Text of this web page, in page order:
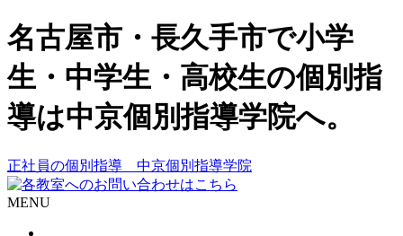
名古屋市・長久手市で小学
生・中学生・高校生の個別指
導は中京個別指導学院へ。
正社員の個別指導 中京個別指導学院
MENU